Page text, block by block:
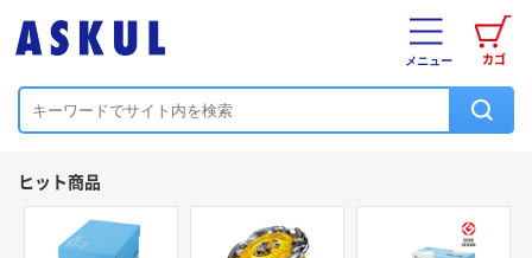
カゴ
メニュー
ヒット商品